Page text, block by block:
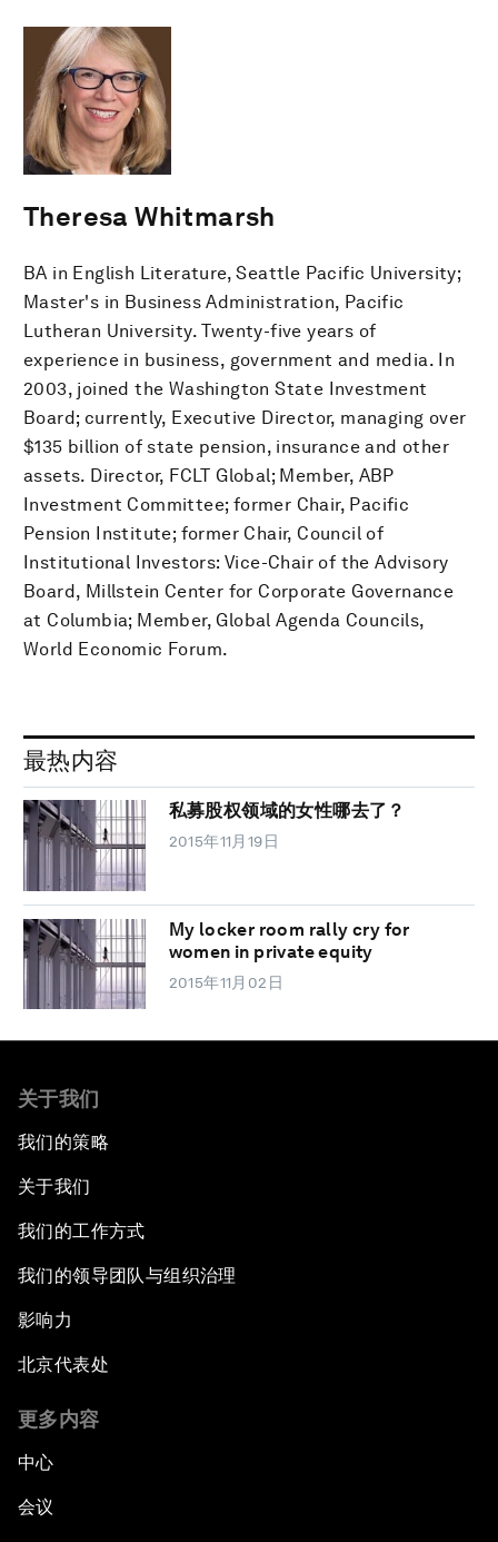
Theresa Whitmarsh
BA in English Literature, Seattle Pacific University;
Master's in Business Administration, Pacific
Lutheran University. Twenty-five years of
experience in business, government and media. In
2003, joined the Washington State Investment
Board; currently, Executive Director, managing over
$135 billion of state pension, insurance and other
assets. Director, FCLT Global; Member, ABP
Investment Committee; former Chair, Pacific
Pension Institute; former Chair, Council of
Institutional Investors: Vice-Chair of the Advisory
Board, Millstein Center for Corporate Governance
at Columbia; Member, Global Agenda Councils,
World Economic Forum.
最热内容
私募股权领域的女性哪去了？
2015年11月19日
My locker room rally cry for
women in private equity
2015年11月02日
关于我们
我们的策略
关于我们
我们的工作方式
我们的领导团队与组织治理
影响力
北京代表处
更多内容
中心
会议